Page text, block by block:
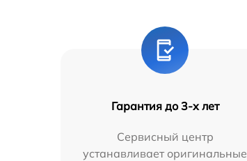
Гарантия до 3-х лет
Сервисный центр
устанавливает оригинальные